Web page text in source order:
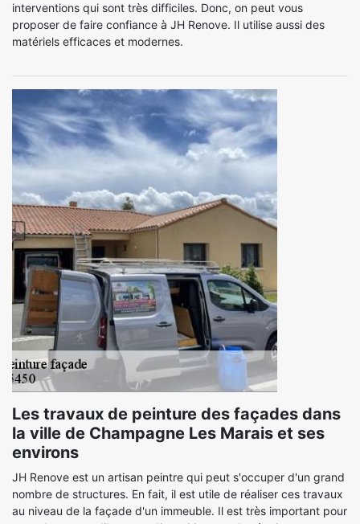
interventions qui sont très difficiles. Donc, on peut vous
proposer de faire confiance à JH Renove. Il utilise aussi des
matériels efficaces et modernes.
Les travaux de peinture des façades dans
la ville de Champagne Les Marais et ses
environs
JH Renove est un artisan peintre qui peut s'occuper d'un grand
nombre de structures. En fait, il est utile de réaliser ces travaux
au niveau de la façade d'un immeuble. Il est très important pour